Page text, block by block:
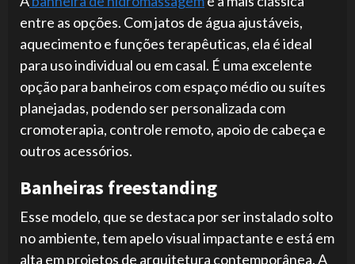
entre as opções. Com jatos de água ajustáveis,
aquecimento e funções terapêuticas, ela é ideal
para uso individual ou em casal. É uma excelente
opção para banheiros com espaço médio ou suítes
planejadas, podendo ser personalizada com
cromoterapia, controle remoto, apoio de cabeça e
outros acessórios.
Banheiras freestanding
Esse modelo, que se destaca por ser instalado solto
no ambiente, tem apelo visual impactante e está em
alta em projetos de arquitetura contemporânea. A